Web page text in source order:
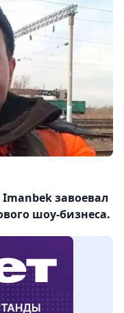
завоевал
шоу-бизнеса.